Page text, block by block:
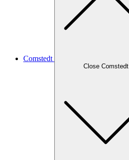
Comstedt
Close Comstedt